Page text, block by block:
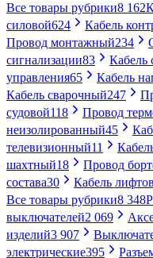
Все товары рубрики8 162
силовой624 Кабель
Провод монтажный234
сигнализации83 Кабель
управления65 Кабель
Кабель сварочный247
судовой118 Провод
неизолированный45
телевизионный11
шахтный18 Провод
состава30 Кабель
Все товары рубрики8 348
выключателей2 069
изделий3 907
электрические395